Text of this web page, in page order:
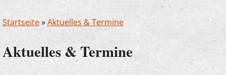
Startseite»Aktuelles & Termine
Aktuelles & Termine